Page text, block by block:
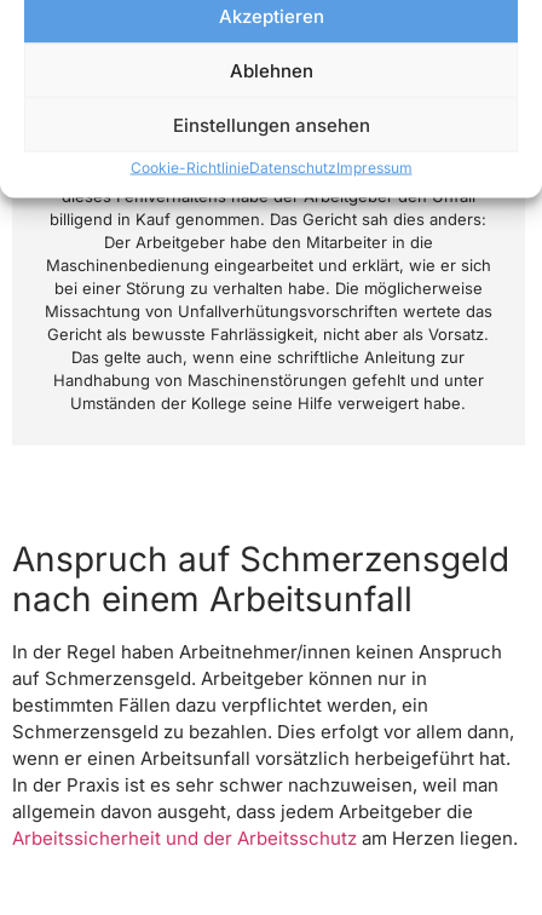
Akzeptieren
Ablehnen
Einstellungen ansehen
Cookie-RichtlinieDatenschutzImpressum
Verletzungen an beiden Händen, nachdem sich ein Blech
argumentierte – der Wahrheit entsprechend: Die
Herstellerangaben aufgestellt worden,
fehlten, ein Kollege unterließ die Hilfeleistung. Angesichts
dieses Fehlverhaltens habe der Arbeitgeber den Unfall
billigend in Kauf genommen. Das Gericht sah dies anders:
Der Arbeitgeber habe den Mitarbeiter in die
Maschinenbedienung eingearbeitet und erklärt, wie er sich
bei einer Störung zu verhalten habe. Die möglicherweise
Missachtung von Unfallverhütungsvorschriften wertete das
Gericht als bewusste Fahrlässigkeit, nicht aber als Vorsatz.
Das gelte auch, wenn eine schriftliche Anleitung zur
Handhabung von Maschinenstörungen gefehlt und unter
Umständen der Kollege seine Hilfe verweigert habe.
Anspruch auf Schmerzensgeld
nach einem Arbeitsunfall
In der Regel haben Arbeitnehmer/innen keinen Anspruch
auf Schmerzensgeld. Arbeitgeber können nur in
bestimmten Fällen dazu verpflichtet werden, ein
Schmerzensgeld zu bezahlen. Dies erfolgt vor allem dann,
wenn er einen Arbeitsunfall vorsätzlich herbeigeführt hat.
In der Praxis ist es sehr schwer nachzuweisen, weil man
allgemein davon ausgeht, dass jedem Arbeitgeber die
Arbeitssicherheit und der Arbeitsschutz am Herzen liegen.